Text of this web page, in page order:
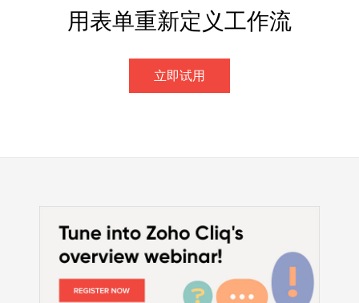
用表单重新定义工作流
立即试用